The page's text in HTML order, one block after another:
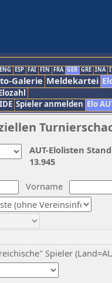
ENG ESP FAI FIN FRA GER GRE INA
Galerie Meldekartei
Spieler anmelden Elo
Vorname
Spieler
AUT-Elolisten
13.945